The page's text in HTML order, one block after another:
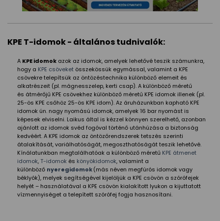
KPE T-idomok - általános tudnivalók:
A KPE idomok azok az idomok, amelyek lehetővé teszik számunkra,
hogy a KPE csöveket összekössük egymással, valamint a KPE
csövekre telepítsük az öntözéstechnika különböző elemeit és
alkatrészeit (pl. mágnesszelep, kerti csap). A különböző méretű
és átmérőjű KPE csövekhez különböző méretű KPE idomok illenek (pl.
25-ös KPE csőhöz 25-ös KPE idom). Az áruházunkban kapható KPE
idomok ún. nagy nyomású idomok, amelyek 16 bar nyomást is
képesek elviselni. Laikus által is kézzel könnyen szerelhető, azonban
ajánlott az idomok svéd fogóval történő utánhúzása a biztonság
kedvéért. A KPE idomok az öntözőrendszerek tetszés szerinti
átalakítását, variálhatóságát, megoszthatóságát teszik lehetővé.
Kínálatunkban megtalálhatóak a különböző méretű KPE átmenet
idomok, T-idomok és könyökidomok, valamint a
különböző nyeregidomok(más néven megfúrós idomok vagy
béklyók), melyek segítségével kijelöljük a KPE csövön a szórófejek
helyét – használatával a KPE csövön kialakított lyukon a kijuttatott
vízmennyiséget a telepített szórófej fogja hasznosítani.